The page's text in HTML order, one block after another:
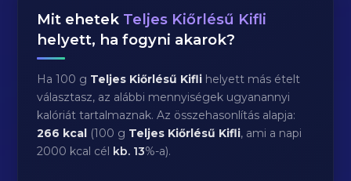
Mit ehetek Teljes Kiőrlésű Kifli
helyett, ha fogyni akarok?
Ha 100 g Teljes Kiőrlésű Kifli helyett más ételt
választasz, az alábbi mennyiségek ugyanannyi
kalóriát tartalmaznak. Az összehasonlítás alapja:
266 kcal (100 g Teljes Kiőrlésű Kifli, ami a napi
2000 kcal cél kb. 13%-a).